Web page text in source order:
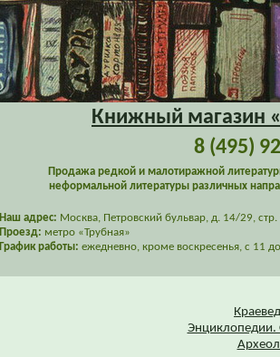
Книжный магазин
8 (495)
Продажа редкой и малотиражной
неформальной литературы различных
Наш адрес: Москва, Петровский бульвар, д. 14/29,
Проезд: метро «Трубная»
График работы: ежедневно, кроме воскресенья, с 11
Энциклопедии.